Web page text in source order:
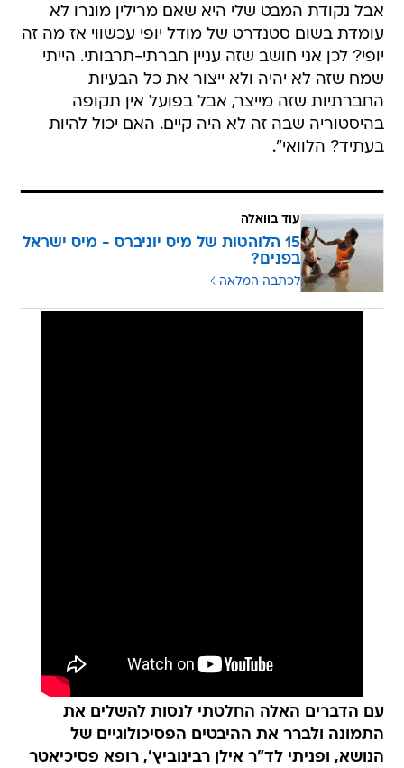
אבל נקודת המבט שלי היא שאם מרילין מונרו לא
עומדת בשום סטנדרט של מודל יופי עכשווי אז מה זה
יופי? לכן אני חושב שזה עניין חברתי-תרבותי. הייתי
שמח שזה לא יהיה ולא ייצור את כל הבעיות
החברתיות שזה מייצר, אבל בפועל אין תקופה
בהיסטוריה שבה זה לא היה קיים. האם יכול להיות
בעתיד? הלוואי".
עוד בוואלה
15 הלוהטות של מיס יוניברס - מיס ישראל
בפנים?
לכתבה המלאה
עם הדברים האלה החלטתי לנסות להשלים את
התמונה ולברר את ההיבטים הפסיכולוגיים של
הנושא, ופניתי לד"ר אילן רבינוביץ', רופא פסיכיאטר